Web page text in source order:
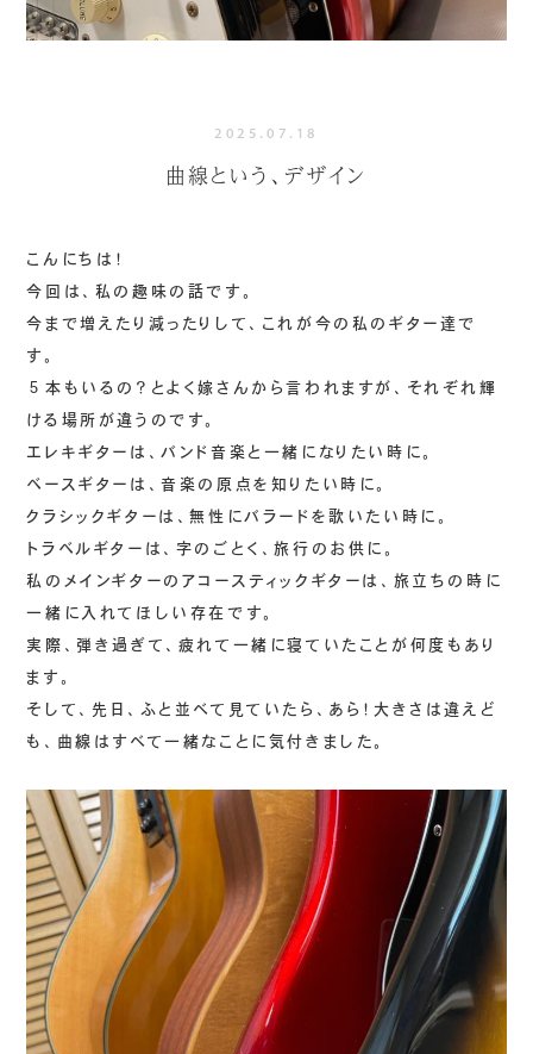
2025.07.18
曲線という、デザイン
こんにちは！
今回は、私の趣味の話です。
今まで増えたり減ったりして、これが今の私のギター達で
す。
５本もいるの？とよく嫁さんから言われますが、それぞれ輝
ける場所が違うのです。
エレキギターは、バンド音楽と一緒になりたい時に。
ベースギターは、音楽の原点を知りたい時に。
クラシックギターは、無性にバラードを歌いたい時に。
トラベルギターは、字のごとく、旅行のお供に。
私のメインギターのアコースティックギターは、旅立ちの時に
一緒に入れてほしい存在です。
実際、弾き過ぎて、疲れて一緒に寝ていたことが何度もあり
ます。
そして、先日、ふと並べて見ていたら、あら！大きさは違えど
も、曲線はすべて一緒なことに気付きました。